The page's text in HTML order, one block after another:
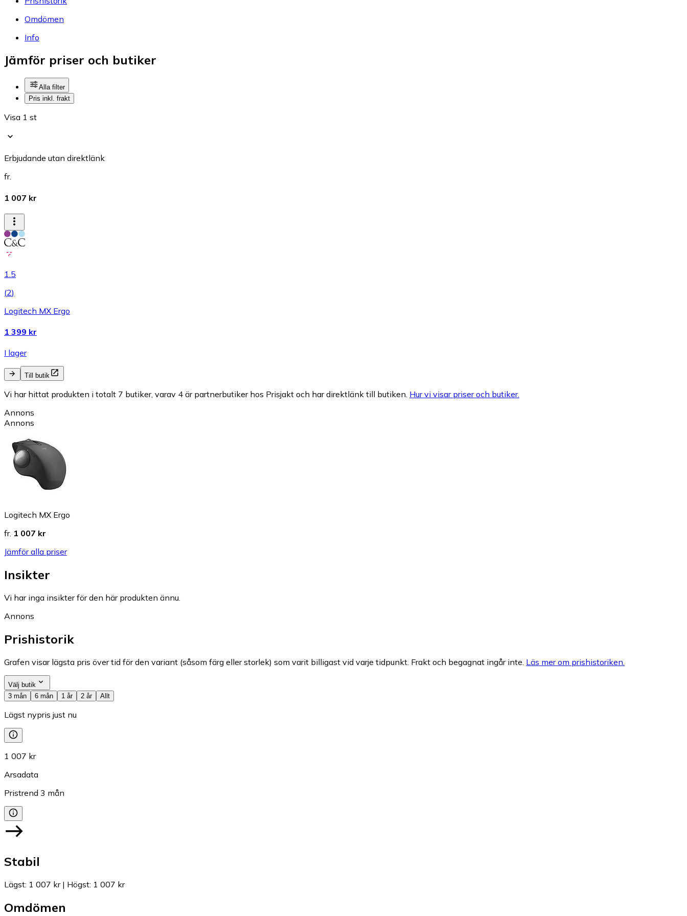
Omdömen
Info
Jämför priser och butiker
Alla filter
Pris inkl. frakt
Visa 1 st
Erbjudande utan direktlänk
fr.
1 007 kr
1.5
(2)
Logitech MX Ergo
1 399 kr
I lager
Till butik
Vi har hittat produkten i totalt 7 butiker, varav 4 är partnerbutiker hos Prisjakt och har direktlänk till butiken. Hur vi visar priser och butiker.
Annons
Annons
Logitech MX Ergo
fr. 1 007 kr
Jämför alla priser
Insikter
Vi har inga insikter för den här produkten ännu.
Annons
Prishistorik
Grafen visar lägsta pris över tid för den variant (såsom färg eller storlek) som varit billigast vid varje tidpunkt. Frakt och begagnat ingår inte. Läs mer om prishistoriken.
Välj butik
3 mån
6 mån 1 år 2 år Allt
Lägst nypris just nu
1 007 kr
Arsadata
Pristrend 3 mån
Stabil
Lägst: 1 007 kr| Högst: 1 007 kr
Omdömen